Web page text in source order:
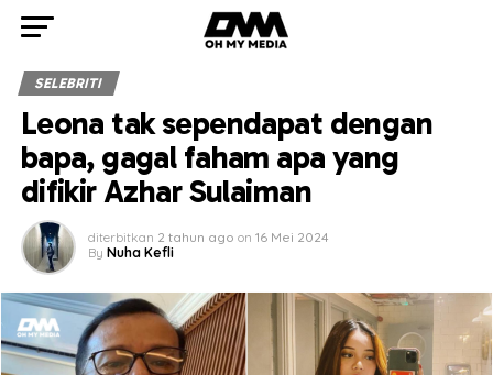
SELEBRITI
Leona tak sependapat dengan
bapa, gagal faham apa yang
difikir Azhar Sulaiman
diterbitkan 2 tahun ago on 16 Mei 2024
By Nuha Kefli